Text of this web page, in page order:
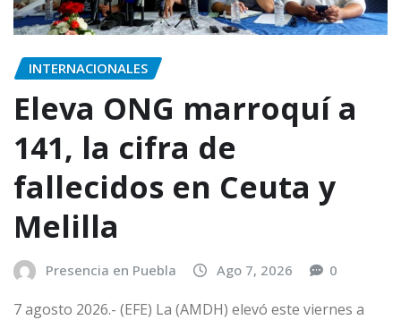
INTERNACIONALES
Eleva ONG marroquí a
141, la cifra de
fallecidos en Ceuta y
Melilla
Presencia en Puebla Ago 7, 2026 0
7 agosto 2026.- (EFE) La (AMDH) elevó este viernes a